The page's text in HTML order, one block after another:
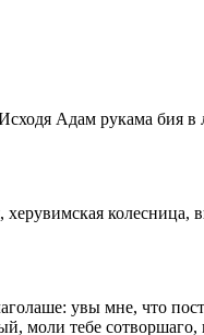
Адам рукама бия
херувимская
увы мне, что
тебе сотворшаго,